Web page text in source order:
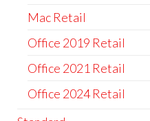
Mac Retail
Office 2019 Retail
Office 2021 Retail
Office 2024 Retail